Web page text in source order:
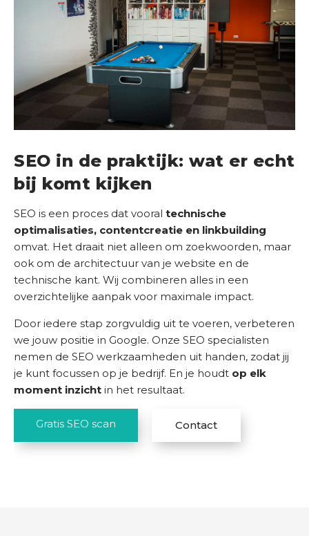
SEO in de praktijk: wat er echt
bij komt kijken
SEO is een proces dat vooral technische
optimalisaties, contentcreatie en linkbuilding
omvat. Het draait niet alleen om zoekwoorden, maar
ook om de architectuur van je website en de
technische kant. Wij combineren alles in een
overzichtelijke aanpak voor maximale impact.
Door iedere stap zorgvuldig uit te voeren, verbeteren
we jouw positie in Google. Onze SEO specialisten
nemen de SEO werkzaamheden uit handen, zodat jij
je kunt focussen op je bedrijf. En je houdt op elk
moment inzicht in het resultaat.
Gratis SEO scan Contact